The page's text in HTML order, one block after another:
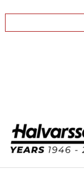
proříznutí. CE...